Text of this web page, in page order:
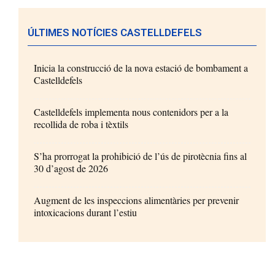
ÚLTIMES NOTÍCIES CASTELLDEFELS
Inicia la construcció de la nova estació de bombament a
Castelldefels
Castelldefels implementa nous contenidors per a la
recollida de roba i tèxtils
S’ha prorrogat la prohibició de l’ús de pirotècnia fins al
30 d’agost de 2026
Augment de les inspeccions alimentàries per prevenir
intoxicacions durant l’estiu